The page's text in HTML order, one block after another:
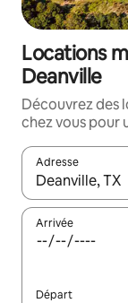
Locations
Deanville
Découvrez des
chez vous pour
Adresse
Lorsque les
Arrivée
Départ